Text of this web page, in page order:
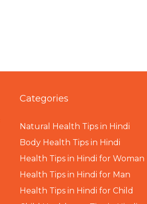
Categories
Natural Health Tips in Hindi
Body Health Tips in Hindi
Health Tips in Hindi for Woman
Health Tips in Hindi for Man
Health Tips in Hindi for Child